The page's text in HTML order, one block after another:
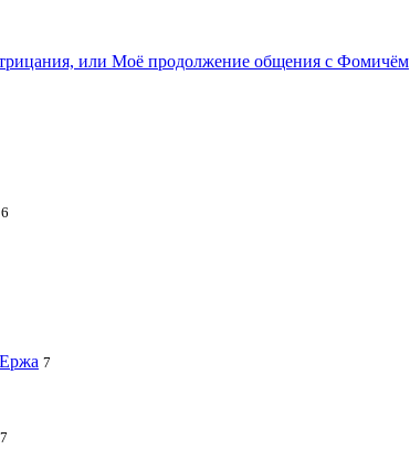
или Моё продолжение общения с Фомичём
6
7